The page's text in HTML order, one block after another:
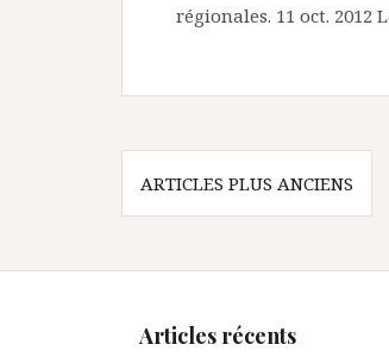
régionales. 11 oct.
Navigation
des
ARTICLES PLUS ANCIENS
Articles récents